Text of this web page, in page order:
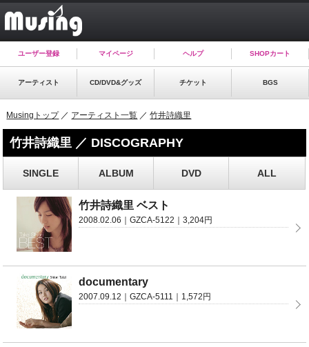
ユーザー登録 マイページ ヘルプ SHOPカート
アーティスト CD/DVD&グッズ チケット BGS
Musingトップ／ アーティスト一覧 ／竹井詩織里
竹井詩織里 ／ DISCOGRAPHY
SINGLE ALBUM DVD ALL
竹井詩織里 ベスト
2008.02.06｜GZCA-5122｜3,204円
documentary
2007.09.12｜GZCA-5111｜1,572円